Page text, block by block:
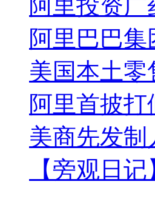
阿里投资
阿里巴巴
美国本土零
阿里首披
美商先发
【旁观日